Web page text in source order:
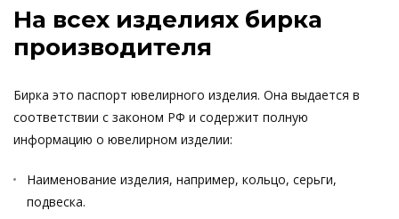
На всех изделиях бирка
производителя
Бирка это паспорт ювелирного изделия. Она выдается в
соответствии с законом РФ и содержит полную
информацию о ювелирном изделии:
Наименование изделия, например, кольцо, серьги,
подвеска.